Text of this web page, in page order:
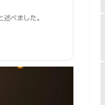
べました。